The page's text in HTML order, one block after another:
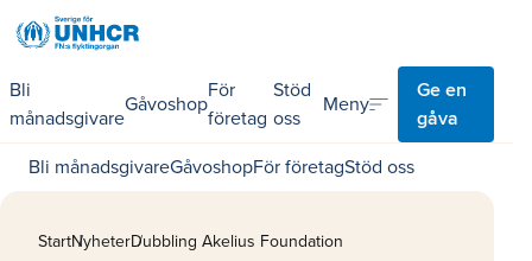
Bli
månadsgivare
Gåvoshop
För
företag
Stöd
oss
Menysort
Ge en
gåva
Bli månadsgivareGåvoshopFör företagStöd oss
StartNyheterDubbling Akelius Foundation